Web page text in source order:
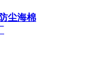
尘海棉